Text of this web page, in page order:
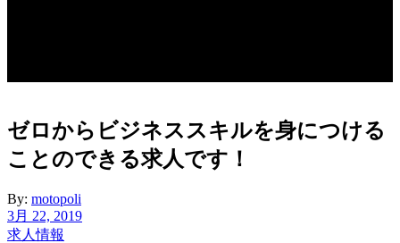
ゼロからビジネススキルを身につける
ことのできる求人です！
By: motopoli
3月 22, 2019
求人情報